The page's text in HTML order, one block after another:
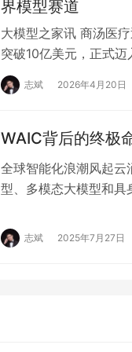
界模型赛道
大模型之家讯 商汤医
突破10亿美元，正式
Growth Fund…
志斌 2026年4月20日
WAIC背后的终极
全球智能化浪潮风起云
型、多模态大模型和具
志斌 2025年7月27日